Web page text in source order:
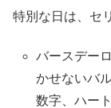
特別な日は、セ
バースデー
かせないバ
数字、ハー